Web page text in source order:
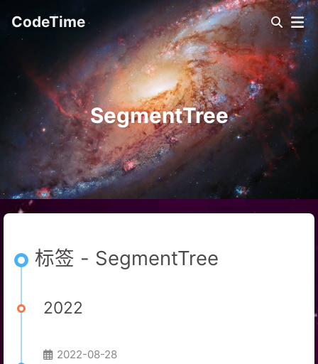
CodeTime
SegmentTree
标签 - SegmentTree
2022
2022-08-28